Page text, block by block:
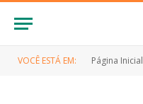
VOCÊ ESTÁ EM: Página Inicial